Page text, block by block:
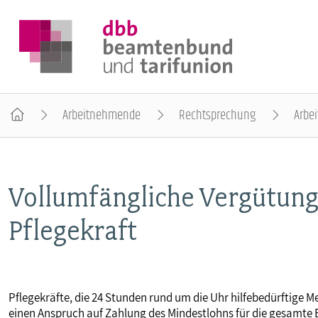
BEAMTINNEN & BEAMTE
ARBEITNEHMENDE
POLITIK & POSITIONEN
Arbeitnehmende Rechtsprechung
Vollumfängliche
Pflegekraft
Pflegekräfte, die 24 Stunden rund um die Uhr hilfebedürftige
einen Anspruch auf Zahlung des Mindestlohns für die